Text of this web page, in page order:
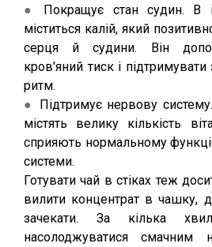
● Покращує стан судин. В
міститься калій, який
серця й судини. Він
кров'яний тиск і
ритм.
● Підтримує нервову систему.
містять велику кількість
сприяють нормальному
системи.
Готувати чай в стіках теж
вилити концентрат в чашку,
зачекати. За кілька
насолоджуватися смачним